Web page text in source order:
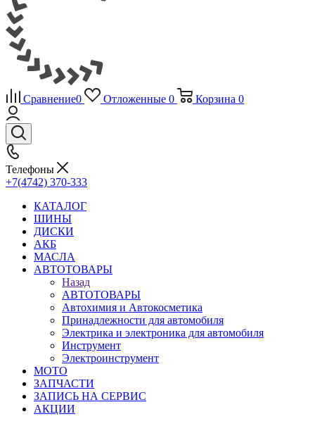
Сравнение0 Отложенные 0 Корзина 0
Телефоны
+7(4742) 370-333
КАТАЛОГ
ШИНЫ
ДИСКИ
АКБ
МАСЛА
АВТОТОВАРЫ
Назад
АВТОТОВАРЫ
Автохимия и Автокосметика
Принадлежности для автомобиля
Электрика и электроника для автомобиля
Инструмент
Электроинструмент
МОТО
ЗАПЧАСТИ
ЗАПИСЬ НА СЕРВИС
АКЦИИ